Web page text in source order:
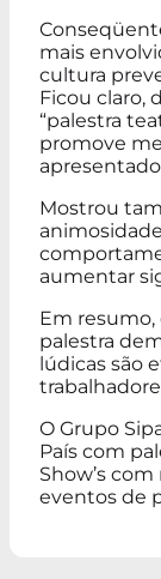
mais
cultura
Ficou claro,
“palestra
promove
Mostrou
aumentar
Em resumo,
palestra
lúdicas são
O Grupo
País com
Show’s
eventos de